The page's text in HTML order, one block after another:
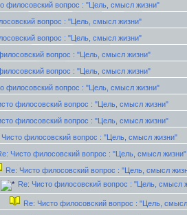
филосовский вопрос : "Цель, смысл жизни"
вопрос : "Цель, смысл жизни"
вопрос : "Цель, смысл жизни"
вопрос : "Цель, смысл жизни"
вопрос : "Цель, смысл жизни"
филосовский вопрос : "Цель, смысл жизни"
филосовский вопрос : "Цель, смысл жизни"
филосовский вопрос : "Цель, смысл жизни"
Чисто филосовский вопрос : "Цель, смысл жизни"
Чисто филосовский вопрос : "Цель, смысл жизни"
Re: Чисто филосовский вопрос : "Цель, смысл
Re: Чисто филосовский вопрос : "Цель, смысл
Re: Чисто филосовский вопрос : "Цель,